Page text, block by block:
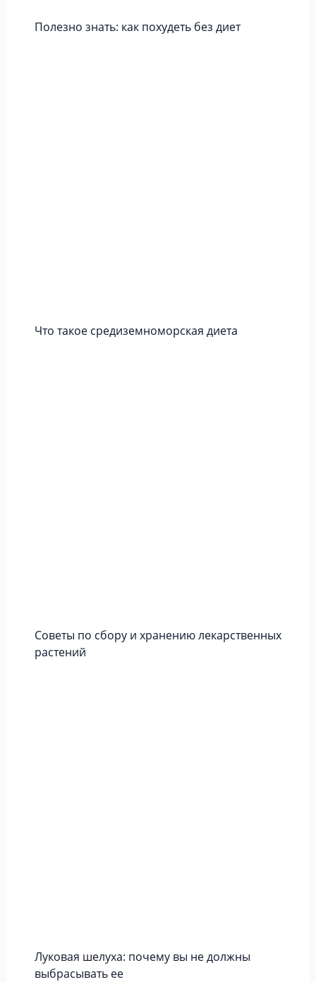
Полезно знать: как похудеть без диет
Что такое средиземноморская диета
Советы по сбору и хранению лекарственных
растений
Луковая шелуха: почему вы не должны
выбрасывать ее